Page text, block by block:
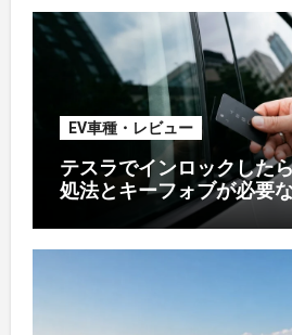
EV車種・レビュー
テスラでインロックした
処法とキーフォブが必要